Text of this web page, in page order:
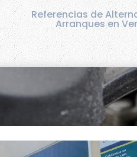
Referencias de
Arranques en